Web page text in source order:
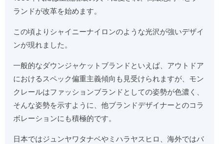
ランドが改革を始めます。
この頃よりシャイニーナイロンのような光沢が強いデザイ
ンが現れました。
一般的なダウンジャケットブランドといえば、アウトドア
におけるスペック偏重主義傾向も見受けられますが、モン
クレールはファッションブランドとしての姿勢が色濃く、
そんな姿勢を示すように、他ブランドデザイナーとのコラ
ボレーションにも積極的です。
日本ではジュンヤワタナベやミハラヤスヒロ、海外ではバ